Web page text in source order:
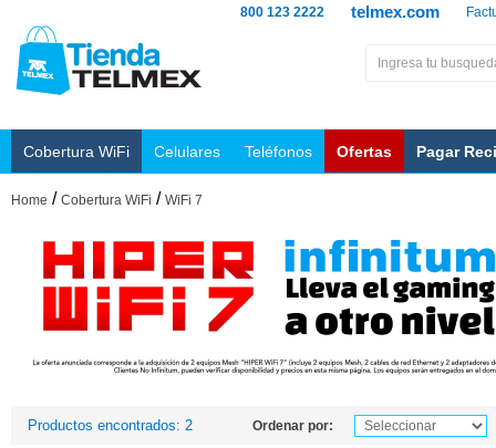
telmex.com
800 123 2222
Cobertura WiFi Celulares Teléfonos Ofertas Pagar
Home / Cobertura WiFi / WiFi 7
Productos encontrados: 2 Ordenar por: